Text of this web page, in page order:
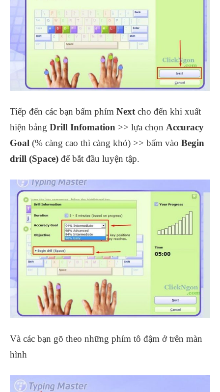
Tiếp đến các bạn bấm phím Next cho đến khi xuất
hiện bảng Drill Infomation >> lựa chọn Accuracy
Goal (% càng cao thì càng khó) >> bấm vào Begin
drill (Space) để bắt đầu luyện tập.
Và các bạn gõ theo những phím tô đậm ở trên màn
hình